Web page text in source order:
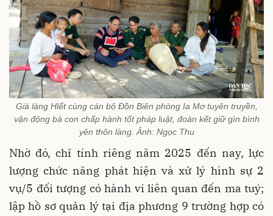
Già làng Hlết cùng cán bộ Đồn Biên phòng Ia Mơ tuyên truyền,
vận động bà con chấp hành tốt pháp luật, đoàn kết giữ gìn bình
yên thôn làng. Ảnh: Ngọc Thu
Nhờ đó, chỉ tính riêng năm 2025 đến nay, lực
lượng chức năng phát hiện và xử lý hình sự 2
vụ/5 đối tượng có hành vi liên quan đến ma tuý;
lập hồ sơ quản lý tại địa phương 9 trường hợp có